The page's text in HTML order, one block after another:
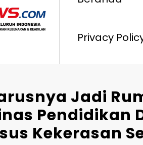
Privacy
Jadi
Pendidikan
Kekerasan